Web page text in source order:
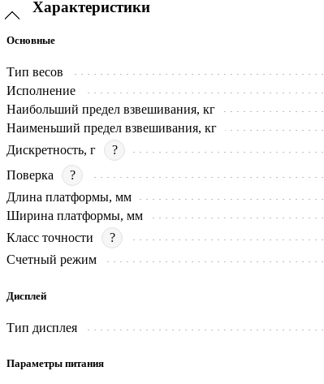
Характеристики
Основные
Тип весов
Исполнение
Наибольший предел взвешивания, кг
Наименьший предел взвешивания, кг
Дискретность, г
?
Поверка
?
Длина платформы, мм
Ширина платформы, мм
Класс точности
?
Счетный режим
Дисплей
Тип дисплея
Параметры питания